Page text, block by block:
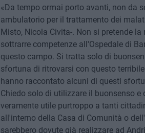
«Da tempo ormai porto avanti, non da
ambulatorio per il trattamento dei
Misto, Nicola Civita-. Non si pretende
sottrarre competenze all'Ospedale di
questo campo. Si tratta solo di
sfortuna di ritrovarsi con questo
hanno raccontato alcuni di questi
Chiedo solo di utilizzare il buonsenso
veramente utile purtroppo a tanti
all'interno della Casa di Comunità o
sarebbero dovute già realizzare ad